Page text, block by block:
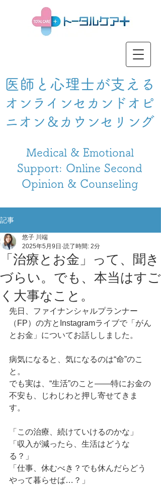
医師と心理士が支える
オンラインセカンドオピ
ニオン＆カウンセリング
Medical & Emotional
Support: Online Second
Opinion & Counseling
記事
「治療とお金」って、聞き
づらい。でも、本当はすご
く大事なこと。
悠子 川端
2025年5月9日 読了時間: 2分
先日、ファイナンシャルプランナー
（FP）の方とInstagramライブで「がん
とお金」についてお話ししました。
病気になると、気になるのは“命”のこ
と。
でも実は、“生活”のこと――特にお金の
不安も、じわじわと押し寄せてきま
す。
「この治療、続けていけるのかな」
「収入が減ったら、生活はどうな
る？」
「仕事、休むべき？でも休んだらどう
やって暮らせば…？」